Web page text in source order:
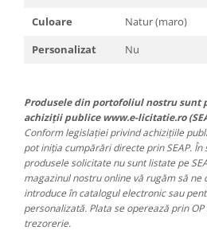
Culoare
Natur (maro)
Personalizat
Nu
Produsele din portofoliul nostru sunt
achiziții publice www.e-licitatie.ro
Conform legislației privind achizițiile
pot iniția cumpărări directe prin SEAP.
produsele solicitate nu sunt listate pe
magazinul nostru online vă rugăm să ne
introduce în catalogul electronic sau
personalizată. Plata se operează prin
trezorerie.